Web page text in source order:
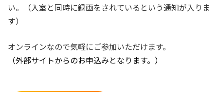
い。（入室と同時に録画をされているという通知が入りま
す）
オンラインなので気軽にご参加いただけます。
（外部サイトからのお申込みとなります。）